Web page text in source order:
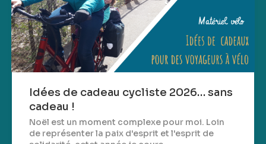
Idées de cadeau cycliste 2026… sans
cadeau !
Noël est un moment complexe pour moi. Loin
de représenter la paix d'esprit et l'esprit de